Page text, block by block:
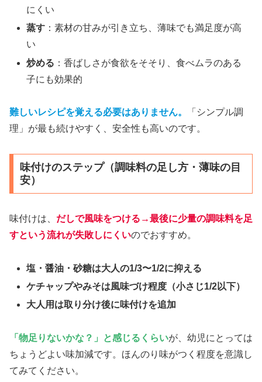
にくい
蒸す ：素材の甘みが引き立ち、薄味でも満足度が高
い
炒める ：香ばしさが食欲をそそり、食べムラのある
子にも効果的
難しいレシピを覚える必要はありません。
「シンプル調
理」が最も続けやすく、安全性も高いのです。
味付けのステップ（調味料の足し方・薄味の目
安）
味付けは、 だしで風味をつける→最後に少量の調味料を足
すという流れが失敗しにくいのでおすすめ。
塩・醤油・砂糖は大人の1/3〜1/2に抑える
ケチャップやみそは風味づけ程度（小さじ1/2以下）
大人用は取り分け後に味付けを追加
「物足りないかな？」と感じるくらいが、幼児にとっては
ちょうどよい味加減です。ほんのり味がつく程度を意識し
てみてください。